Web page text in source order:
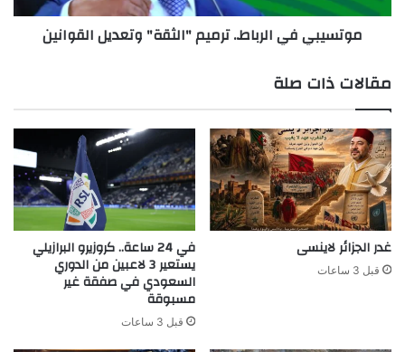
موتسيبي في الرباط.. ترميم "الثقة" وتعديل القوانين
مقالات ذات صلة
غدر الجزائر لاينسى
قبل 3 ساعات
في 24 ساعة.. كروزيرو البرازيلي
يستعير 3 لاعبين من الدوري
السعودي في صفقة غير
مسبوقة
قبل 3 ساعات